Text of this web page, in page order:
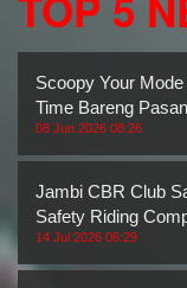
Scoopy Your
Time Bareng
08 Jun 2026 08:26
Jambi CBR Club
Safety Riding
14 Jul 2026 06:29